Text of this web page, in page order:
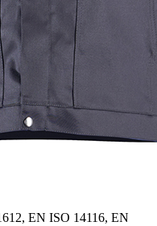
EN ISO 14116, EN